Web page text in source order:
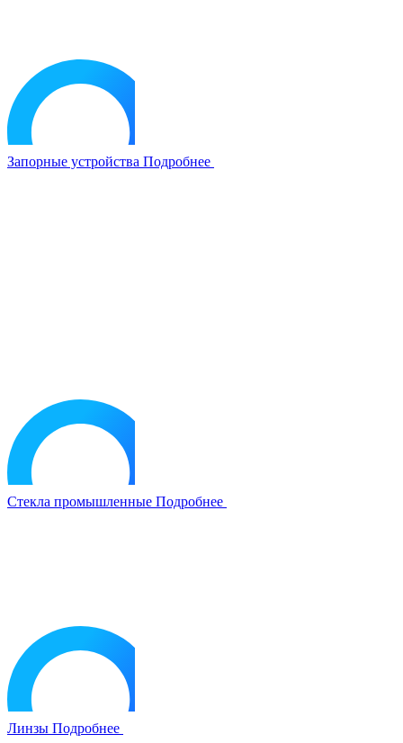
Запорные устройства Подробнее
Стекла промышленные Подробнее
Линзы Подробнее